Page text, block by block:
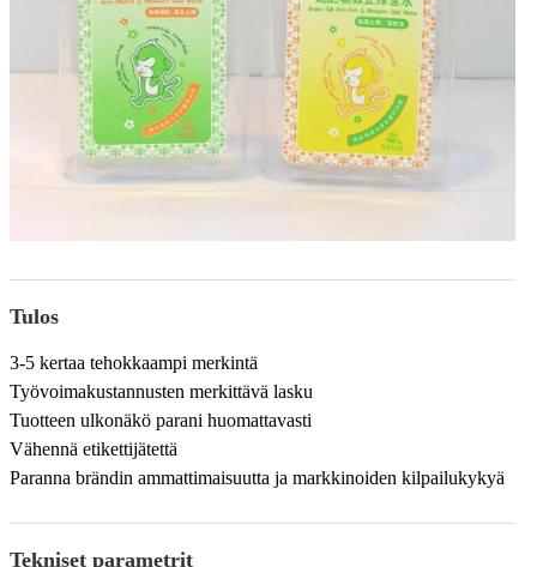
Tulos
3-5 kertaa tehokkaampi merkintä
Työvoimakustannusten merkittävä lasku
Tuotteen ulkonäkö parani huomattavasti
Vähennä etikettijätettä
Paranna brändin ammattimaisuutta ja markkinoiden kilpailukykyä
Tekniset parametrit